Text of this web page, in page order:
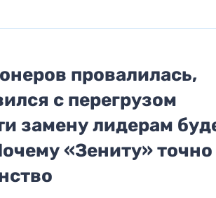
провалилась,
с перегрузом
замену лидерам
«Зениту» точно